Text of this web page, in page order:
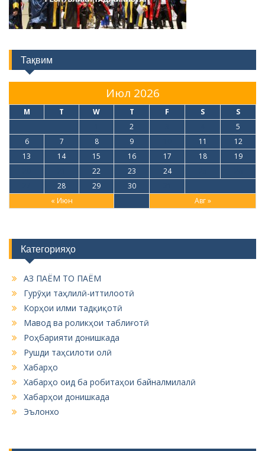
Тақвим
Июл 2026
M T W T F S S
« Июн Авг »
2
5
6
7 8 9 11
12
13
14 15 16 17 18
19
22 23 24
28 29 30
Категорияҳо
АЗ ПАЁМ ТО ПАЁМ
Гурӯҳи таҳлилӣ-иттилоотӣ
Корҳои илми тадқиқотӣ
Мавод ва роликҳои таблиғотӣ
Роҳбарияти донишкада
Рушди таҳсилоти олӣ
Хабарҳо
Хабарҳо оид ба робитаҳои байналмилалӣ
Хабарҳои донишкада
Эълонхо